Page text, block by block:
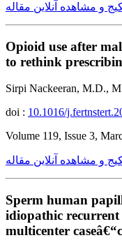
و مشاهده آنلاین مقاله
Opioid use after
to rethink
Sirpi Nackeeran, M.D.,
doi : 10.1016/
Volume 119, Issue 3,
و مشاهده آنلاین مقاله
Sperm human
idiopathic recurrent
multicenter